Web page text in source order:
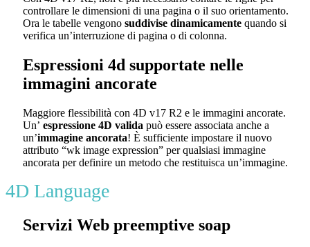
controllare le dimensioni di una pagina o il suo orientamento.
Ora le tabelle vengono suddivise dinamicamente quando si
verifica un’interruzione di pagina o di colonna.
Espressioni 4d supportate nelle
immagini ancorate
Maggiore flessibilità con 4D v17 R2 e le immagini ancorate.
Un’ espressione 4D valida può essere associata anche a
un’immagine ancorata! È sufficiente impostare il nuovo
attributo “wk image expression” per qualsiasi immagine
ancorata per definire un metodo che restituisca un’immagine.
4D Language
Servizi Web preemptive soap